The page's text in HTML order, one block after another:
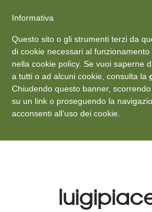
+39 011 18867102
Aceper
Vedi: Protezione dei dati
Informativa
Questo sito o gli strumenti terzi da
di cookie necessari al
nella cookie policy. Se vuoi saperne
a tutti o ad alcuni cookie, consulta la
Chiudendo questo banner,
su un link o proseguendo la
acconsenti all’uso dei cookie.